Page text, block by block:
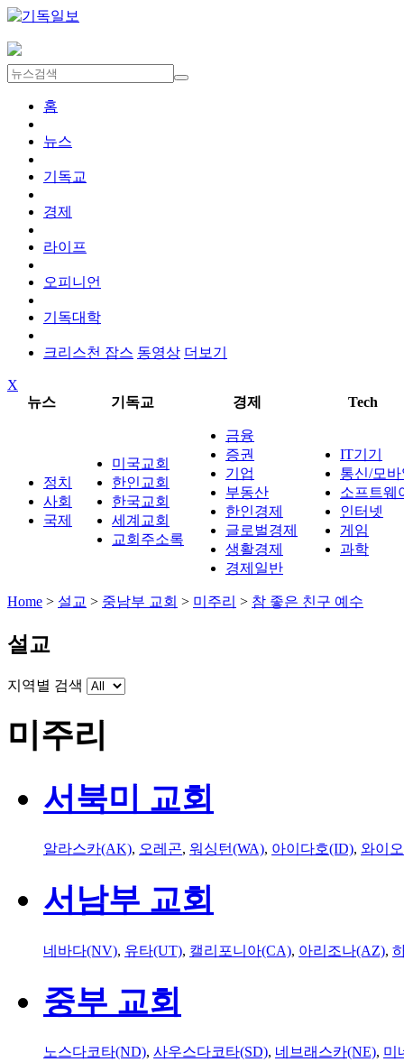
홈
뉴스
기독교
경제
라이프
오피니언
기독대학
크리스천 잡스 동영상 더보기
X
뉴스
기독교 경제 Tech
정치
사회
국제
미국교회
한인교회
한국교회
세계교회
교회주소록
금융
증권
기업
부동산
한인경제
글로벌경제
생활경제
경제일반
IT기기
통신/모
소프트웨
인터넷
게임
과학
Home > 설교 > 중남부 교회 > 미주리 > 참 좋은 친구 예수
설교
지역별 검색
미주리
서북미 교회
알라스카(AK), 오레곤, 워싱턴(WA), 아이다호(ID), 와이
서남부 교회
네바다(NV), 유타(UT), 캘리포니아(CA), 아리조나(AZ),
중부 교회
노스다코타(ND), 사우스다코타(SD), 네브래스카(NE), 미